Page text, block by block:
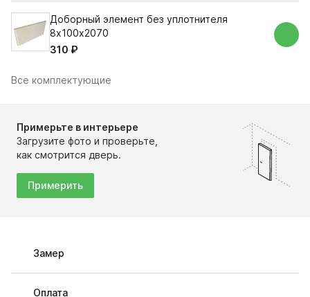
Доборный элемент без уплотнителя
8х100х2070
310 ₽
Все комплектующие
Примерьте в интерьере
Загрузите фото и проверьте,
как смотрится дверь.
Примерить
Замер
Оплата